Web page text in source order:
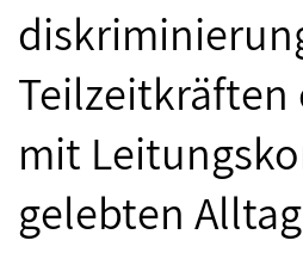
mit
gelebten